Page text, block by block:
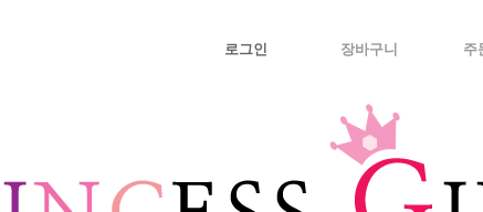
로그인 장바구니 주